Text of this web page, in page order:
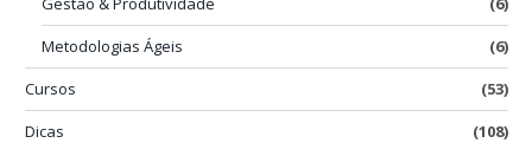
Metodologias Ágeis
(6)
Cursos
(53)
Dicas
(108)